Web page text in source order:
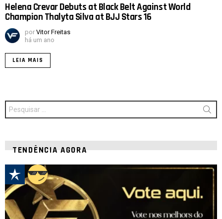
Helena Crevar Debuts at Black Belt Against World
Champion Thalyta Silva at BJJ Stars 16
por Vitor Freitas
há um ano
LEIA MAIS
Procurar
por:
TENDÊNCIA AGORA